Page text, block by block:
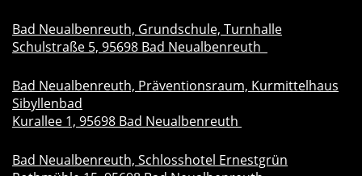
Bad Neualbenreuth, Grundschule, Turnhalle
Schulstraße 5, 95698 Bad Neualbenreuth
Bad Neualbenreuth, Präventionsraum, Kurmittelhaus
Sibyllenbad
Kurallee 1, 95698 Bad Neualbenreuth
Bad Neualbenreuth, Schlosshotel Ernestgrün